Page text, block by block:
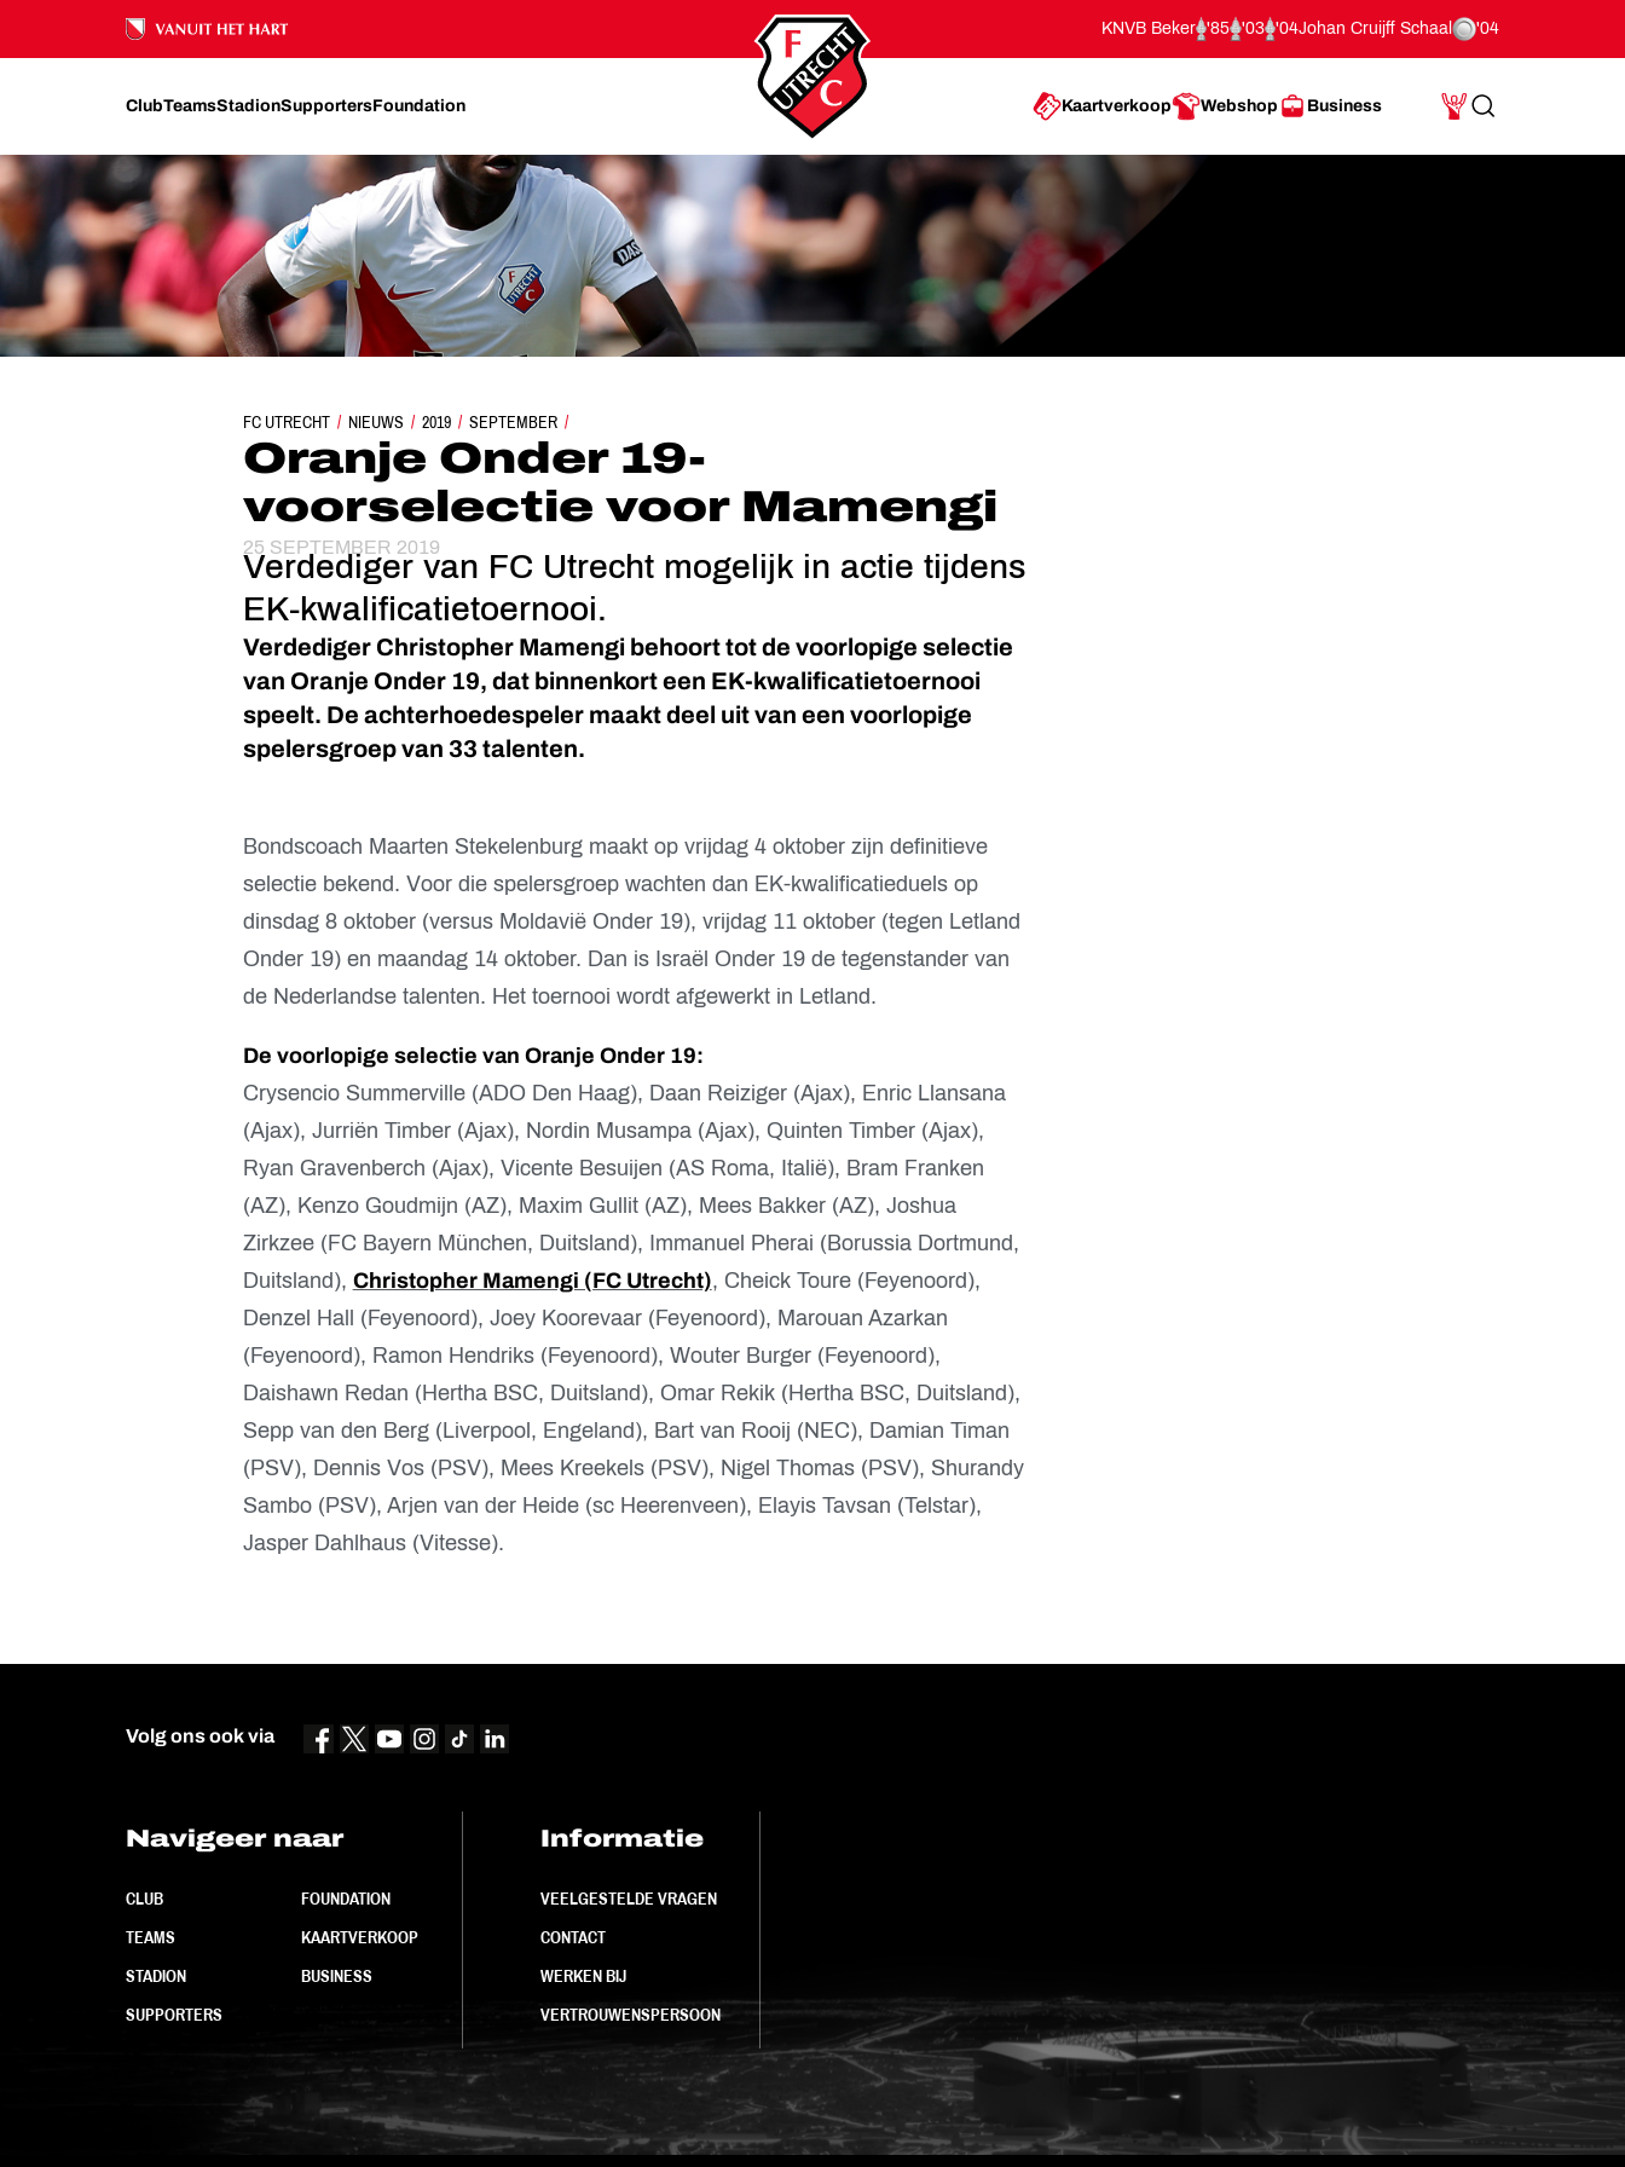
Ons nalatenschap
KNVB Beker '85 '03 '04Johan Cruijff Schaal '04
ClubTeamsStadionSupportersFoundation Kaartverkoop Webshop Business
Mijn Account
Search
FC UTRECHT NIEUWS 2019 SEPTEMBER
ORANJE ONDER 19-VOORSELECTIE VOOR MAMENGI
Oranje Onder 19-
voorselectie voor Mamengi
25 SEPTEMBER 2019
Verdediger van FC Utrecht mogelijk in actie tijdens
EK-kwalificatietoernooi.
Verdediger Christopher Mamengi behoort tot de voorlopige selectie
van Oranje Onder 19, dat binnenkort een EK-kwalificatietoernooi
speelt. De achterhoedespeler maakt deel uit van een voorlopige
spelersgroep van 33 talenten.
Bondscoach Maarten Stekelenburg maakt op vrijdag 4 oktober zijn definitieve
selectie bekend. Voor die spelersgroep wachten dan EK-kwalificatieduels op
dinsdag 8 oktober (versus Moldavië Onder 19), vrijdag 11 oktober (tegen Letland
Onder 19) en maandag 14 oktober. Dan is Israël Onder 19 de tegenstander van
de Nederlandse talenten. Het toernooi wordt afgewerkt in Letland.
De voorlopige selectie van Oranje Onder 19:
Crysencio Summerville (ADO Den Haag), Daan Reiziger (Ajax), Enric Llansana
(Ajax), Jurriën Timber (Ajax), Nordin Musampa (Ajax), Quinten Timber (Ajax),
Ryan Gravenberch (Ajax), Vicente Besuijen (AS Roma, Italië), Bram Franken
(AZ), Kenzo Goudmijn (AZ), Maxim Gullit (AZ), Mees Bakker (AZ), Joshua
Zirkzee (FC Bayern München, Duitsland), Immanuel Pherai (Borussia Dortmund,
Duitsland), Christopher Mamengi (FC Utrecht), Cheick Toure (Feyenoord),
Denzel Hall (Feyenoord), Joey Koorevaar (Feyenoord), Marouan Azarkan
(Feyenoord), Ramon Hendriks (Feyenoord), Wouter Burger (Feyenoord),
Daishawn Redan (Hertha BSC, Duitsland), Omar Rekik (Hertha BSC, Duitsland),
Sepp van den Berg (Liverpool, Engeland), Bart van Rooij (NEC), Damian Timan
(PSV), Dennis Vos (PSV), Mees Kreekels (PSV), Nigel Thomas (PSV), Shurandy
Sambo (PSV), Arjen van der Heide (sc Heerenveen), Elayis Tavsan (Telstar),
Jasper Dahlhaus (Vitesse).
Volg ons ook via
Navigeer naar
CLUB
TEAMS
STADION
SUPPORTERS
FOUNDATION
KAARTVERKOOP
BUSINESS
Informatie
VEELGESTELDE VRAGEN
CONTACT
WERKEN BIJ
VERTROUWENSPERSOON